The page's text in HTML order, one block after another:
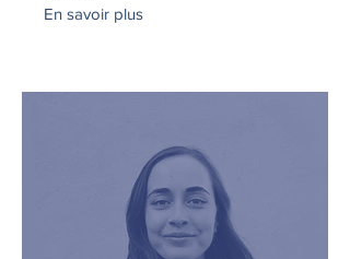
En savoir plus